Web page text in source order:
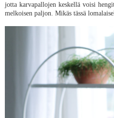
jotta karvapallojen keskellä voisi
melkoisen paljon. Mikäs tässä